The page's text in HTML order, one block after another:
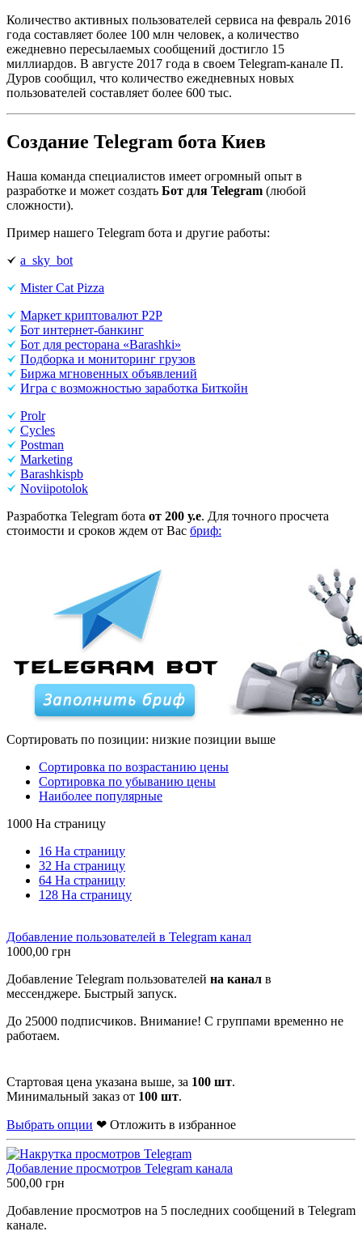
Количество активных пользователей сервиса на февраль 2016
года составляет более 100 млн человек, а количество
ежедневно пересылаемых сообщений достигло 15
миллиардов. В августе 2017 года в своем Telegram-канале П.
Дуров сообщил, что количество ежедневных новых
пользователей составляет более 600 тыс.
Создание Telegram бота Киев
Наша команда специалистов имеет огромный опыт в
разработке и может создать Бот для Telegram (любой
сложности).
Пример нашего Telegram бота и другие работы:
a_sky_bot
Mister Cat Pizza
Маркет криптовалют P2P
Бот интернет-банкинг
Бот для ресторана «Barashki»
Подборка и мониторинг грузов
Биржа мгновенных объявлений
Игра с возможностью заработка Биткойн
Prolr
Cycles
Postman
Marketing
Barashkispb
Noviipotolok
Разработка Telegram бота от 200 у.е. Для точного просчета
стоимости и сроков ждем от Вас бриф:
Сортировать по позиции: низкие позиции выше
Сортировка по возрастанию цены
Сортировка по убыванию цены
Наиболее популярные
1000 На страницу
16 На страницу
32 На страницу
64 На страницу
128 На страницу
Добавление пользователей в Telegram канал
1000,00 грн
Добавление Telegram пользователей на канал в
мессенджере. Быстрый запуск.
До 25000 подписчиков. Внимание! С группами временно не
работаем.
Стартовая цена указана выше, за 100 шт.
Минимальный заказ от 100 шт.
Выбрать опции ❤ Отложить в избранное
Добавление просмотров Telegram канала
500,00 грн
Добавление просмотров на 5 последних сообщений в Telegram
канале.